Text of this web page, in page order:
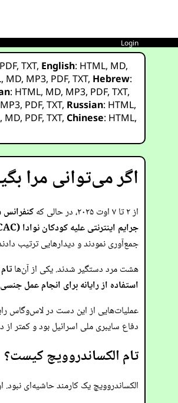
Login
PDF,TXT, English: HTML, MD,
, MD, MP3, PDF,TXT, Hebrew:
: HTML, MD, MP3, PDF,TXT,
MP3, PDF,TXT, Russian: HTML,
, MD, PDF,TXT,Chinese: HTML,
اگر می‌توانی مرا
از ۲ تا ۷ اوت ۲۰۲۵، در حالی که کنفرانس
جرایم اینترنتی علیه کودکان نوادا (ICAC)
جمع‌آوری نمودند و دیدارهایی ترتیب
هشت مرد دستگیر شدند. یکی از آن‌ها
استفاده از رایانه برای انجام عمل جنسی
دفاع سایبری ملی اسرائیل بود و کمتر از
تام الکساندروویچ کیست؟
الکساندروویچ یک کارمند حاشیه‌ای نبود.